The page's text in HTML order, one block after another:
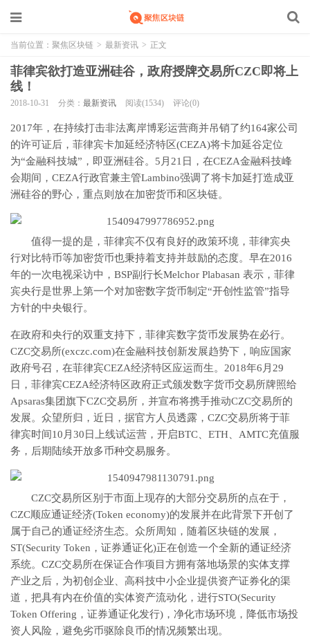
当前位置： 聚焦区块链 > 最新资讯 > 正文
菲律宾欲打造亚洲硅谷，政府授牌交易所CZC即将上
线！
2018-10-31 分类： 最新资讯 阅读(1534) 评论(0)
2017年，在持续打击非法离岸博彩运营商并吊销了约164家公司
的许可证后，菲律宾卡加延经济特区(CEZA)将卡加延谷定位
为“金融科技城”，即亚洲硅谷。5月21日，在CEZA金融科技峰
会期间，CEZA行政官兼主管Lambino强调了将卡加延打造成亚
洲硅谷的野心，重点则放在加密货币和区块链。
值得一提的是，菲律宾不仅有良好的政策环境，菲律宾央
行对比特币等加密货币也秉持着支持并鼓励的态度。早在2016
年的一次电视采访中，BSP副行长Melchor Plabasan 表示，菲律
宾央行是世界上第一个对加密数字货币制定“开创性监管”指导
方针的中央银行。
在政府和央行的双重支持下，菲律宾数字货币发展势在必行。
CZC交易所(exczc.com)在金融科技创新发展趋势下，响应国家
政府号召，在菲律宾CEZA经济特区应运而生。2018年6月29
日，菲律宾CEZA经济特区政府正式颁发数字货币交易所牌照给
Apsaras集团旗下CZC交易所，并宣布将携手推动CZC交易所的
发展。众望所归，近日，据官方人员透露，CZC交易所将于菲
律宾时间10月30日上线试运营，开启BTC、ETH、AMTC充值服
务，后期陆续开放多币种交易服务。
CZC交易所区别于市面上现存的大部分交易所的点在于，
CZC顺应通证经济(Token economy)的发展并在此背景下开创了
属于自己的通证经济生态。众所周知，随着区块链的发展，
ST(Security Token，证券通证化)正在创造一个全新的通证经济
系统。CZC交易所在保证合作项目方拥有落地场景的实体支撑
产业之后，为初创企业、高科技中小企业提供资产证券化的渠
道，把具有内在价值的实体资产流动化，进行STO(Security
Token Offering，证券通证化发行)，净化市场环境，降低市场投
资人风险，避免劣币驱除良币的情况频繁出现。